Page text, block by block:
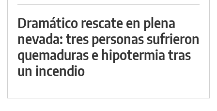
Dramático rescate en plena
nevada: tres personas sufrieron
quemaduras e hipotermia tras
un incendio